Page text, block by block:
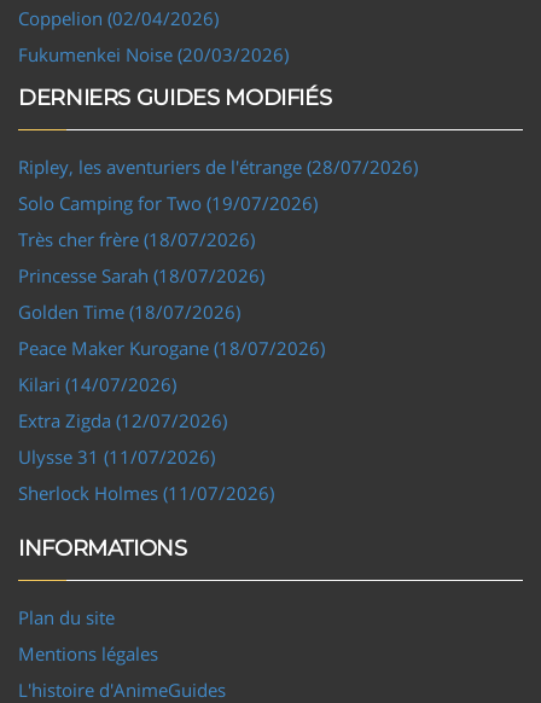
Coppelion (02/04/2026)
Fukumenkei Noise (20/03/2026)
DERNIERS GUIDES MODIFIÉS
Ripley, les aventuriers de l'étrange (28/07/2026)
Solo Camping for Two (19/07/2026)
Très cher frère (18/07/2026)
Princesse Sarah (18/07/2026)
Golden Time (18/07/2026)
Peace Maker Kurogane (18/07/2026)
Kilari (14/07/2026)
Extra Zigda (12/07/2026)
Ulysse 31 (11/07/2026)
Sherlock Holmes (11/07/2026)
INFORMATIONS
Plan du site
Mentions légales
L'histoire d'AnimeGuides